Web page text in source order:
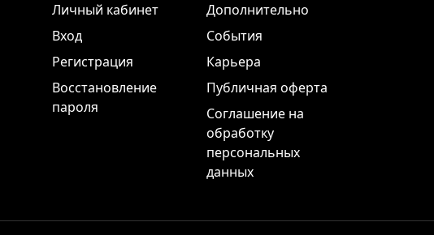
Личный кабинет
Вход
Регистрация
Восстановление
пароля
Дополнительно
События
Карьера
Публичная оферта
Соглашение на
обработку
персональных
данных